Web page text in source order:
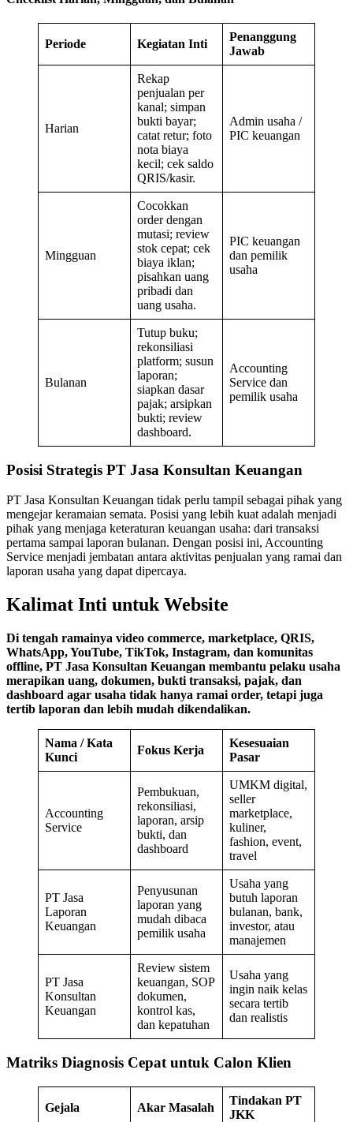
Periode Kegiatan Inti
Penanggung
Jawab
Harian
Rekap
penjualan per
kanal; simpan
bukti bayar;
catat retur; foto
nota biaya
kecil; cek saldo
QRIS/kasir.
Admin usaha /
PIC keuangan
Mingguan
Cocokkan
order dengan
mutasi; review
stok cepat; cek
biaya iklan;
pisahkan uang
pribadi dan
uang usaha.
PIC keuangan
dan pemilik
usaha
Bulanan
Tutup buku;
rekonsiliasi
platform; susun
laporan;
siapkan dasar
pajak; arsipkan
bukti; review
dashboard.
Accounting
Service dan
pemilik usaha
Posisi Strategis PT Jasa Konsultan Keuangan
PT Jasa Konsultan Keuangan tidak perlu tampil sebagai pihak yang
mengejar keramaian semata. Posisi yang lebih kuat adalah menjadi
pihak yang menjaga keteraturan keuangan usaha: dari transaksi
pertama sampai laporan bulanan. Dengan posisi ini, Accounting
Service menjadi jembatan antara aktivitas penjualan yang ramai dan
laporan usaha yang dapat dipercaya.
Kalimat Inti untuk Website
Di tengah ramainya video commerce, marketplace, QRIS,
WhatsApp, YouTube, TikTok, Instagram, dan komunitas
offline, PT Jasa Konsultan Keuangan membantu pelaku usaha
merapikan uang, dokumen, bukti transaksi, pajak, dan
dashboard agar usaha tidak hanya ramai order, tetapi juga
tertib laporan dan lebih mudah dikendalikan.
Nama / Kata
Kunci
Fokus Kerja
Kesesuaian
Pasar
Accounting
Service
Pembukuan,
rekonsiliasi,
laporan, arsip
bukti, dan
dashboard
UMKM digital,
seller
marketplace,
kuliner,
fashion, event,
travel
PT Jasa
Laporan
Keuangan
Penyusunan
laporan yang
mudah dibaca
pemilik usaha
Usaha yang
butuh laporan
bulanan, bank,
investor, atau
manajemen
PT Jasa
Konsultan
Keuangan
Review sistem
keuangan, SOP
dokumen,
kontrol kas,
dan kepatuhan
Usaha yang
ingin naik kelas
secara tertib
dan realistis
Matriks Diagnosis Cepat untuk Calon Klien
Gejala Akar Masalah
Tindakan PT
JKK